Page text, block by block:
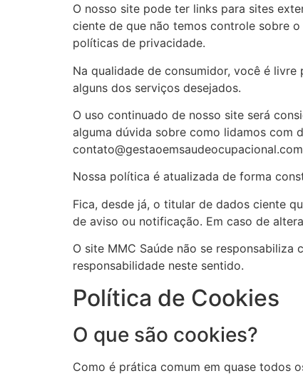
O nosso site pode ter links para sites
ciente de que não temos controle sobre
políticas de privacidade.
Na qualidade de consumidor, você é
alguns dos serviços desejados.
O uso continuado de nosso site será
alguma dúvida sobre como lidamos com
Nossa política é atualizada de forma
Fica, desde já, o titular de dados ciente
de aviso ou notificação. Em caso de
O site MMC Saúde não se
responsabilidade neste sentido.
Política de Cookies
O que são cookies?
Como é prática comum em quase todos